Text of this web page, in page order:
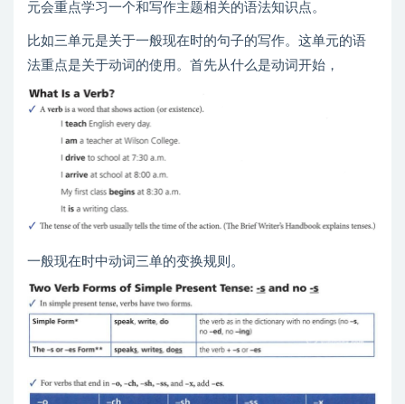
元会重点学习一个和写作主题相关的语法知识点。
比如三单元是关于一般现在时的句子的写作。这单元的语
法重点是关于动词的使用。首先从什么是动词开始，
一般现在时中动词三单的变换规则。